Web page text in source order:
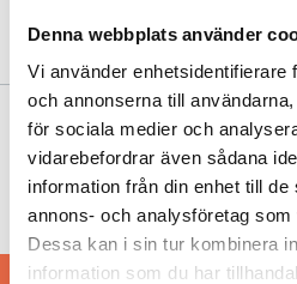
Denna webbplats använder
Vi använder enhetsidentifierare
och annonserna till
för sociala medier och
vidarebefordrar även sådana
information från din enhet till
annons- och analysföretag
Dessa kan i sin tur kombinera
information som du har
Marholmen – en
NYHETER 19 april 2022
”Hela vår historia
hållbarhet”